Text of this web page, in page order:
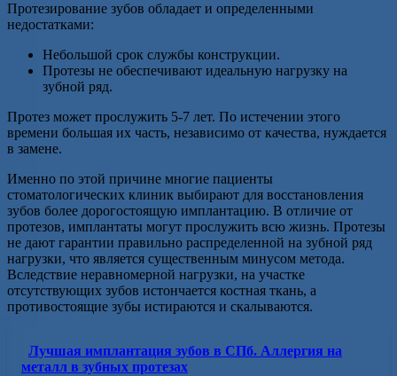
Протезирование зубов обладает и определенными
недостатками:
Небольшой срок службы конструкции.
Протезы не обеспечивают идеальную нагрузку на
зубной ряд.
Протез может прослужить 5-7 лет. По истечении этого
времени большая их часть, независимо от качества, нуждается
в замене.
Именно по этой причине многие пациенты
стоматологических клиник выбирают для восстановления
зубов более дорогостоящую имплантацию. В отличие от
протезов, имплантаты могут прослужить всю жизнь. Протезы
не дают гарантии правильно распределенной на зубной ряд
нагрузки, что является существенным минусом метода.
Вследствие неравномерной нагрузки, на участке
отсутствующих зубов истончается костная ткань, а
противостоящие зубы истираются и скалываются.
Лучшая имплантация зубов в СПб. Аллергия на
металл в зубных протезах